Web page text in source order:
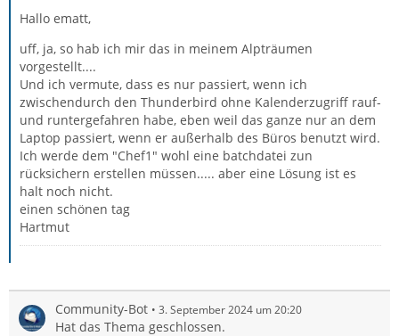
Hallo ematt,
uff, ja, so hab ich mir das in meinem Alpträumen
vorgestellt....
Und ich vermute, dass es nur passiert, wenn ich
zwischendurch den Thunderbird ohne Kalenderzugriff rauf-
und runtergefahren habe, eben weil das ganze nur an dem
Laptop passiert, wenn er außerhalb des Büros benutzt wird.
Ich werde dem "Chef1" wohl eine batchdatei zun
rücksichern erstellen müssen..... aber eine Lösung ist es
halt noch nicht.
einen schönen tag
Hartmut
Community-Bot 3. September 2024 um 20:20
Hat das Thema geschlossen.